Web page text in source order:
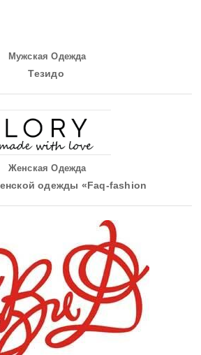
Мужская Одежда
Тезидо
Женская Одежда
одежды «Faq-fashion